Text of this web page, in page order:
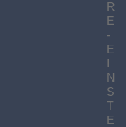
R
E
-
E
N
S
T
E